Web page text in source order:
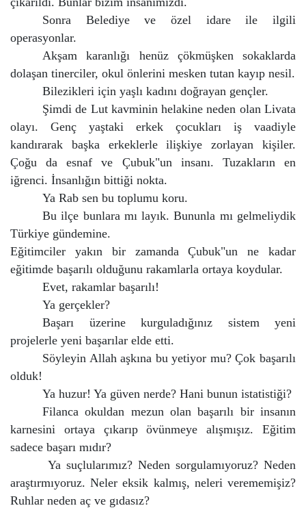
Sonra Belediye ve özel idare ile ilgili
operasyonlar.
Akşam karanlığı henüz çökmüşken sokaklarda
dolaşan tinerciler, okul önlerini mesken tutan kayıp nesil.
Bilezikleri için yaşlı kadını doğrayan gençler.
Şimdi de Lut kavminin helakine neden olan Livata
olayı. Genç yaştaki erkek çocukları iş vaadiyle
kandırarak başka erkeklerle ilişkiye zorlayan kişiler.
Çoğu da esnaf ve Çubuk"un insanı. Tuzakların en
iğrenci. İnsanlığın bittiği nokta.
Ya Rab sen bu toplumu koru.
Bu ilçe bunlara mı layık. Bununla mı gelmeliydik
Türkiye gündemine.
Eğitimciler yakın bir zamanda Çubuk"un ne kadar
eğitimde başarılı olduğunu rakamlarla ortaya koydular.
Evet, rakamlar başarılı!
Ya gerçekler?
Başarı üzerine kurguladığınız sistem yeni
projelerle yeni başarılar elde etti.
Söyleyin Allah aşkına bu yetiyor mu? Çok başarılı
olduk!
Ya huzur! Ya güven nerde? Hani bunun istatistiği?
Filanca okuldan mezun olan başarılı bir insanın
karnesini ortaya çıkarıp övünmeye alışmışız. Eğitim
sadece başarı mıdır?
Ya suçlularımız? Neden sorgulamıyoruz? Neden
araştırmıyoruz. Neler eksik kalmış, neleri verememişiz?
Ruhlar neden aç ve gıdasız?